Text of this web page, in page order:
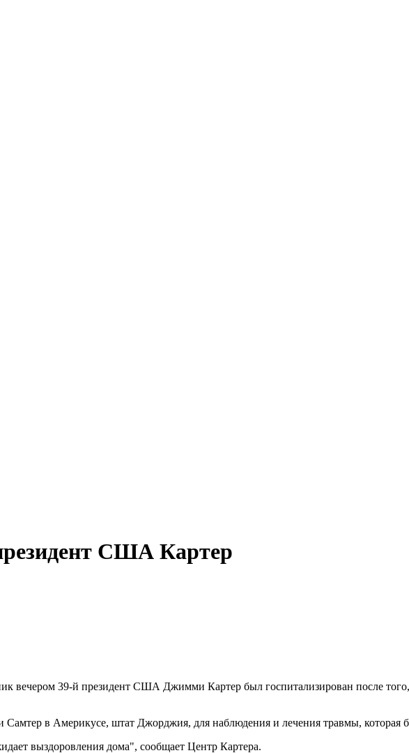
США Картер
вечером 39-й президент США Джимми Картер был госпитализирован после того,
в Америкусе, штат Джорджия, для наблюдения и лечения травмы, которая
выздоровления дома", сообщает Центр Картера.